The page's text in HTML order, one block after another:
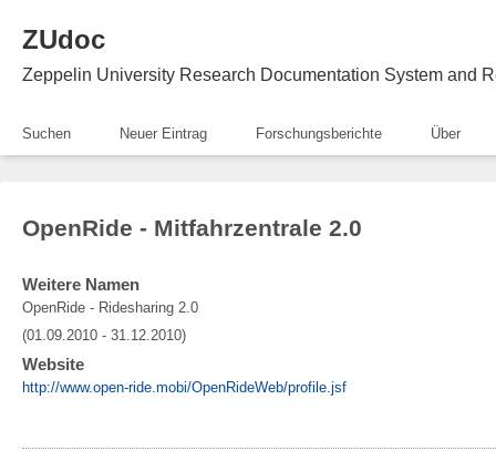
ZUdoc
Zeppelin University Research Documentation System and
Suchen Neuer Eintrag Forschungsberichte Über
OpenRide - Mitfahrzentrale 2.0
Weitere Namen
OpenRide - Ridesharing 2.0
(01.09.2010 - 31.12.2010)
Website
http://www.open-ride.mobi/OpenRideWeb/profile.jsf